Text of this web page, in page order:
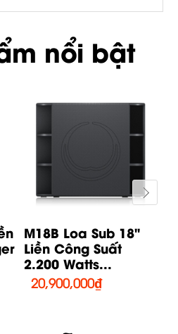
nổi bật
M18B Loa Sub 18"
Liền Công Suất
2.200 Watts...
20,900,000₫